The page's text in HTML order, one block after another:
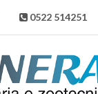
0522 514251